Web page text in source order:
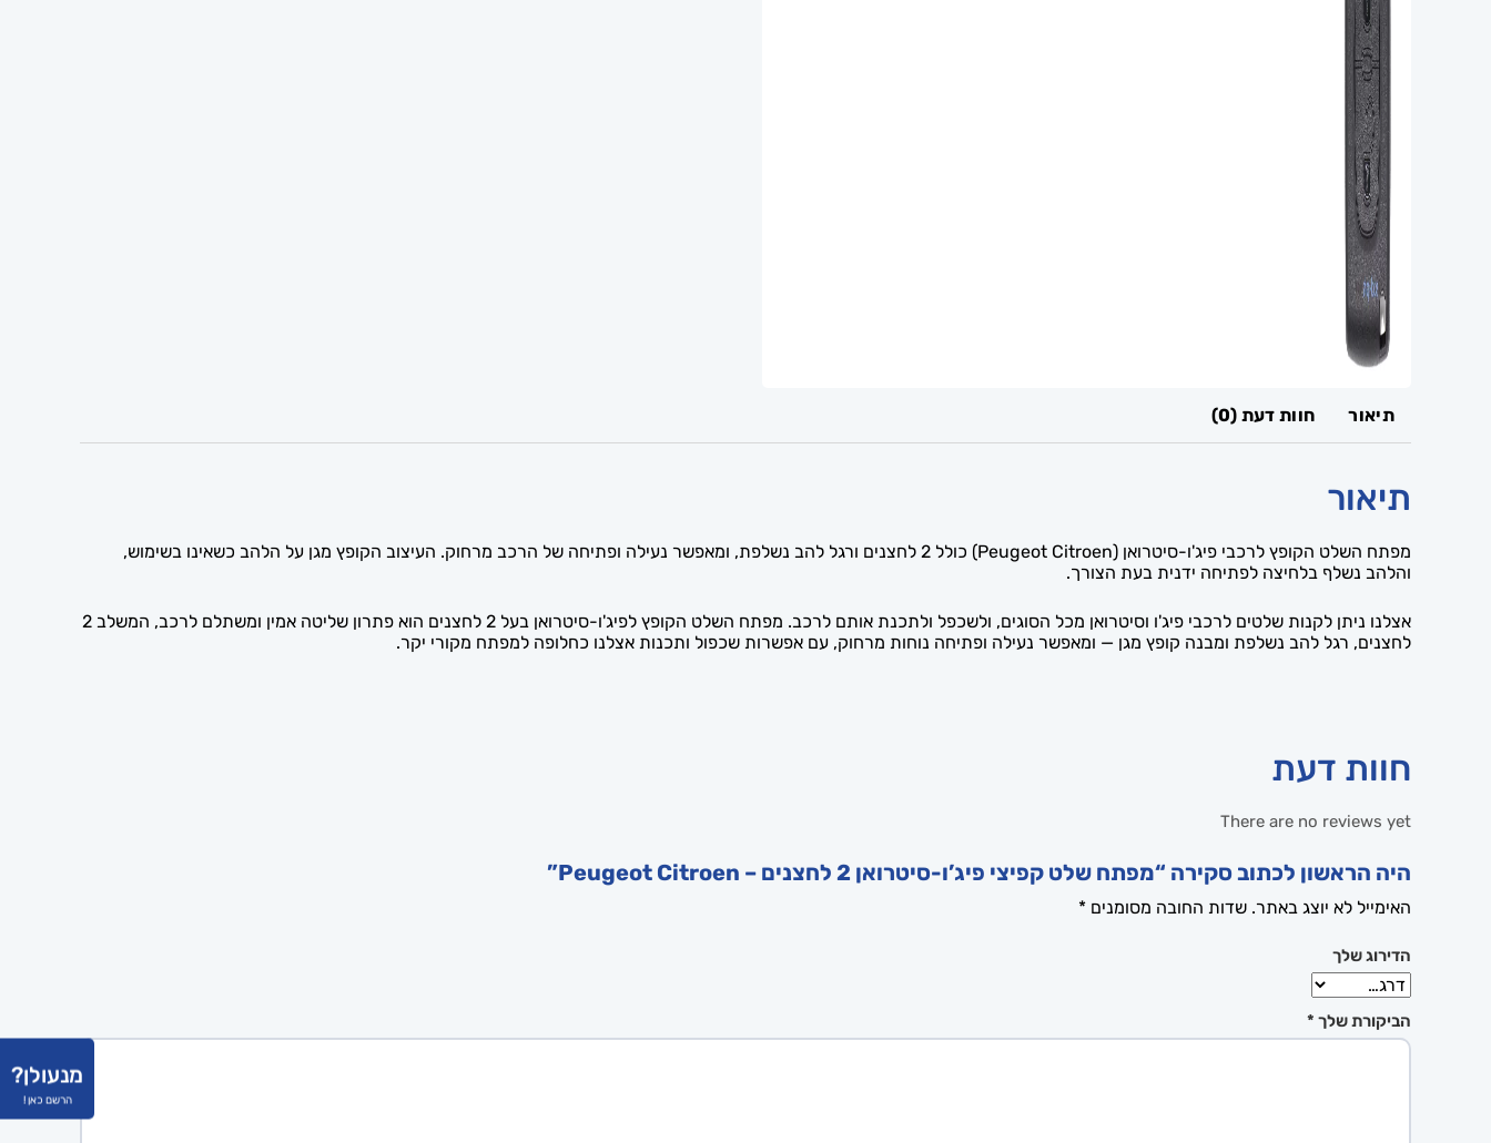
תיאור חוות דעת (0)
תיאור
מפתח השלט הקופץ לרכבי פיג'ו-סיטרואן (Peugeot Citroen) כולל 2 לחצנים ורגל להב נשלפת, ומאפשר נעילה ופתיחה של הרכב מרחוק. העיצוב הקופץ מגן על הלהב כשאינו בשימוש,
והלהב נשלף בלחיצה לפתיחה ידנית בעת הצורך.
אצלנו ניתן לקנות שלטים לרכבי פיג'ו וסיטרואן מכל הסוגים, ולשכפל ולתכנת אותם לרכב. מפתח השלט הקופץ לפיג'ו-סיטרואן בעל 2 לחצנים הוא פתרון שליטה אמין ומשתלם לרכב, המשלב 2
לחצנים, רגל להב נשלפת ומבנה קופץ מגן — ומאפשר נעילה ופתיחה נוחות מרחוק, עם אפשרות שכפול ותכנות אצלנו כחלופה למפתח מקורי יקר.
חוות דעת
There are no reviews yet
היה הראשון לכתוב סקירה “מפתח שלט קפיצי פיג’ו-סיטרואן 2 לחצנים – Peugeot Citroen”
האימייל לא יוצג באתר. שדות החובה מסומנים *
הדירוג שלך
הביקורת שלך *
מנעולן?
הרשם כאן !